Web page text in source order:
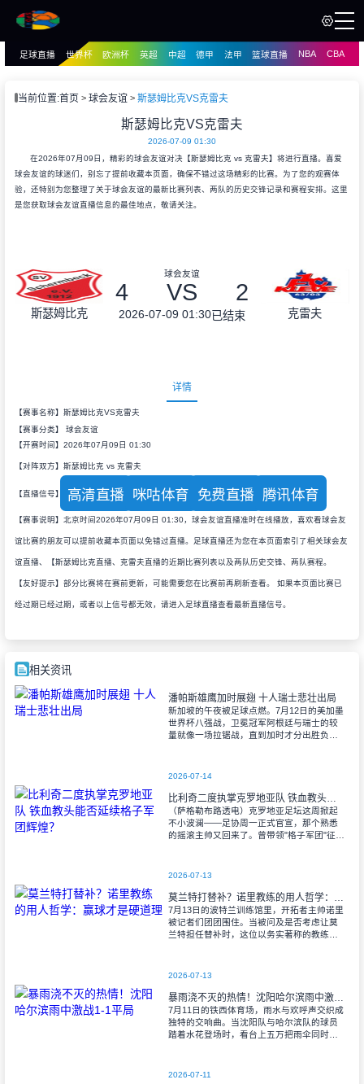
播
足球直播 世界杯 欧洲杯 英超 中超 德甲 法甲 篮球直播 NBA CBA
当前位置:首页 球会友谊 斯瑟姆比克VS克雷夫
斯瑟姆比克VS克雷夫
2026-07-09 01:30
在2026年07月09日，精彩的球会友谊对决【斯瑟姆比克 vs 克雷夫】将进行直播。喜爱
球会友谊的球迷们，别忘了提前收藏本页面，确保不错过这场精彩的比赛。为了您的观赛体
验，还特别为您整理了关于球会友谊的最新比赛列表、两队的历史交锋记录和赛程安排。这里
是您获取球会友谊直播信息的最佳地点，敬请关注。
斯瑟姆比克
球会友谊
4 VS 2
2026-07-09 01:30已结束 克雷夫
详情
【赛事名称】斯瑟姆比克VS克雷夫
【赛事分类】 球会友谊
【开赛时间】2026年07月09日 01:30
【对阵双方】斯瑟姆比克 vs 克雷夫
【直播信号】 高清直播 咪咕体育 免费直播 腾讯体育
【赛事说明】北京时间2026年07月09日 01:30，球会友谊直播准时在线播放，喜欢看球会友
谊比赛的朋友可以提前收藏本页面以免错过直播。足球直播还为您在本页面索引了相关球会友
谊直播、【斯瑟姆比克直播、克雷夫直播的近期比赛列表以及两队历史交锋、两队赛程。
【友好提示】部分比赛将在赛前更新，可能需要您在比赛前再刷新查看。 如果本页面比赛已
经过期已经过期，或者以上信号都无效，请进入足球直播查看最新直播信号。
相关资讯
潘帕斯雄鹰加时展翅 十人瑞士悲壮出局
新加坡的午夜被足球点燃。7月12日的美加墨
世界杯八强战，卫冕冠军阿根廷与瑞士的较
量就像一场拉锯战，直到加时才分出胜负。
2026-07-14
比利奇二度执掌克罗地亚队 铁血教头能否延续格子军团辉煌？
（萨格勒布路透电）克罗地亚足坛这周掀起
不小波澜——足协周一正式官宣，那个熟悉
的摇滚主帅又回来了。曾带领"格子军团"征战
2026-07-13
莫兰特打替补？诺里教练的用人哲学：赢球才是硬道理
7月13日的波特兰训练馆里，开拓者主帅诺里
被记者们团团围住。当被问及是否考虑让莫
兰特担任替补时，这位以务实著称的教练露
2026-07-13
暴雨浇不灭的热情！沈阳哈尔滨雨中激战1-1平局
7月11日的铁西体育场，雨水与欢呼声交织成
独特的交响曲。当沈阳队与哈尔滨队的球员
踏着水花登场时，看台上五万把雨伞同时收
2026-07-11